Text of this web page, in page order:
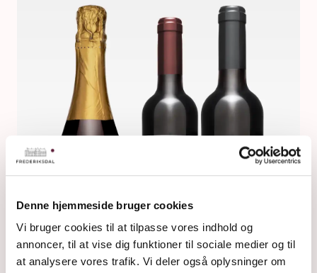
Denne hjemmeside bruger cookies
Vi bruger cookies til at tilpasse vores indhold og
annoncer, til at vise dig funktioner til sociale medier og til
at analysere vores trafik. Vi deler også oplysninger om